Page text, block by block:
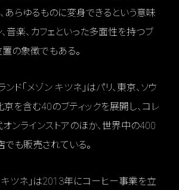
あらゆるものに変身できるという意味
、音楽、カフェといった多面性を持つブ
の象徴でもある。
ンド「メゾン キツネ」はパリ、東京、ソウ
京を含む40のブティックを展開し、コレ
ンラインストアのほか、世界中の400
でも販売されている。
キツネ」は2013年にコーヒー事業を立